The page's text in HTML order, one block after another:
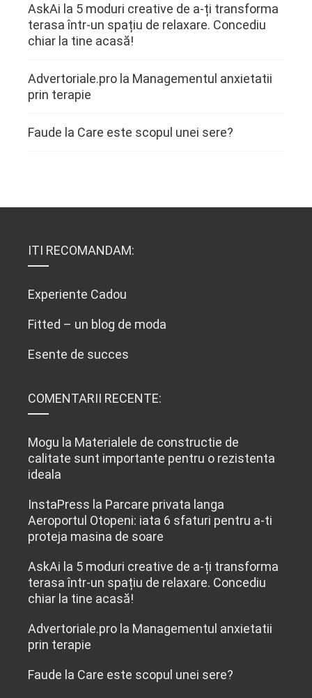
AskAi la 5 moduri creative de a-ți transforma
terasa într-un spațiu de relaxare. Concediu
chiar la tine acasă!
Advertoriale.pro la Managementul anxietatii
prin terapie
Faude la Care este scopul unei sere?
ITI RECOMANDAM:
Experiente Cadou
Fitted – un blog de moda
Esente de succes
COMENTARII RECENTE:
Mogu la Materialele de constructie de
calitate sunt importante pentru o rezistenta
ideala
InstaPress la Parcare privata langa
Aeroportul Otopeni: iata 6 sfaturi pentru a-ti
proteja masina de soare
AskAi la 5 moduri creative de a-ți transforma
terasa într-un spațiu de relaxare. Concediu
chiar la tine acasă!
Advertoriale.pro la Managementul anxietatii
prin terapie
Faude la Care este scopul unei sere?